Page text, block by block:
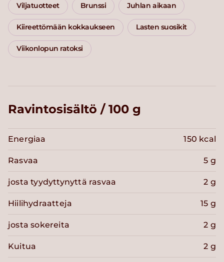
Viljatuotteet Brunssi Juhlan aikaan
Kiireettömään kokkaukseen Lasten suosikit
Viikonlopun ratoksi
Ravintosisältö / 100 g
Energiaa 150 kcal
Rasvaa 5 g
josta tyydyttynyttä rasvaa 2 g
Hiilihydraatteja 15 g
josta sokereita 2 g
Kuitua 2 g